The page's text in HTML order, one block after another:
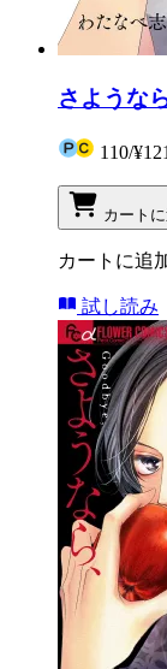
さような
110/¥121
カート
カートに追
試し読み